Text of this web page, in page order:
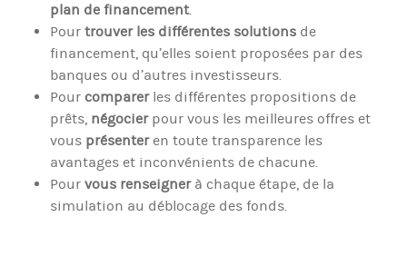
plan de financement.
Pour trouver les différentes solutions de
financement, qu’elles soient proposées par des
banques ou d’autres investisseurs.
Pour comparerles différentes propositions de
prêts, négocier pour vous les meilleures offres et
vous présenter en toute transparence les
avantages et inconvénients de chacune.
Pour vous renseignerà chaque étape, de la
simulation au déblocage des fonds.